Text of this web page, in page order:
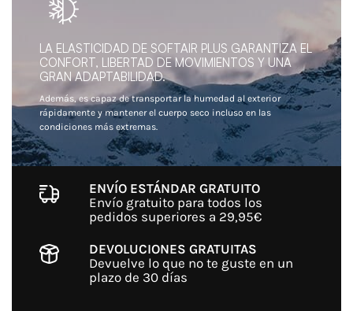
LA ELASTICIDAD DE SOFTAIR PLUS GARANTIZA EL
CONFORT, LIBERTAD DE MOVIMIENTOS Y UNA
GRAN ADAPTABILIDAD.
Además, es capaz de transportar la humedad al exterior
rápidamente y mantener el cuerpo seco incluso en las
condiciones más extremas.
ENVÍO ESTÁNDAR GRATUITO
Envío gratuito para todos los
pedidos superiores a 29,95€
DEVOLUCIONES GRATUITAS
Devuelve lo que no te guste en un
plazo de 30 días